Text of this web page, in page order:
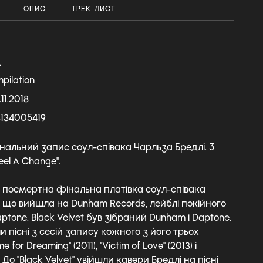
ОПИС ТРЕК-ЛИСТ
запис соул-співака Чарльза Бредлі. З
A Change".
фінальна платівка соул-співака
що вийшла на Dunham Records, лейблі покійного
Black Velvet був зібраний Dunham і Daptone.
пісні з сесій запису кожного з його трьох
for Dreaming" (2011), "Victim of Love" (2013) і
До "Black Velvet" увійшли кавери Бредлі на пісні